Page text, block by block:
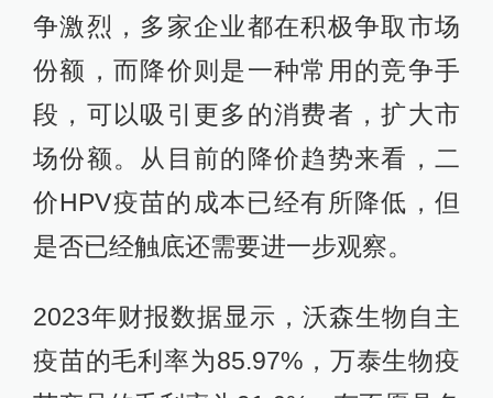
争激烈，多家企业都在积极争取市场
份额，而降价则是一种常用的竞争手
段，可以吸引更多的消费者，扩大市
场份额。从目前的降价趋势来看，二
价HPV疫苗的成本已经有所降低，但
是否已经触底还需要进一步观察。
2023年财报数据显示，沃森生物自主
疫苗的毛利率为85.97%，万泰生物疫